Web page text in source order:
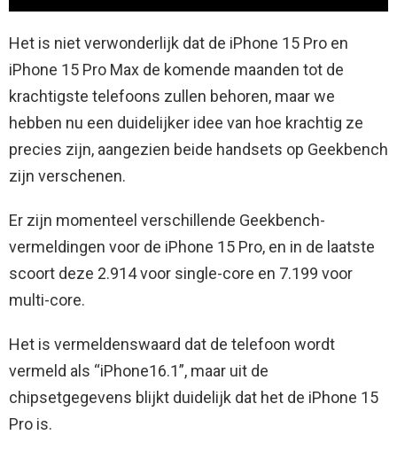
Het is niet verwonderlijk dat de iPhone 15 Pro en
iPhone 15 Pro Max de komende maanden tot de
krachtigste telefoons zullen behoren, maar we
hebben nu een duidelijker idee van hoe krachtig ze
precies zijn, aangezien beide handsets op Geekbench
zijn verschenen.
Er zijn momenteel verschillende Geekbench-
vermeldingen voor de iPhone 15 Pro, en in de laatste
scoort deze 2.914 voor single-core en 7.199 voor
multi-core.
Het is vermeldenswaard dat de telefoon wordt
vermeld als “iPhone16.1”, maar uit de
chipsetgegevens blijkt duidelijk dat het de iPhone 15
Pro is.